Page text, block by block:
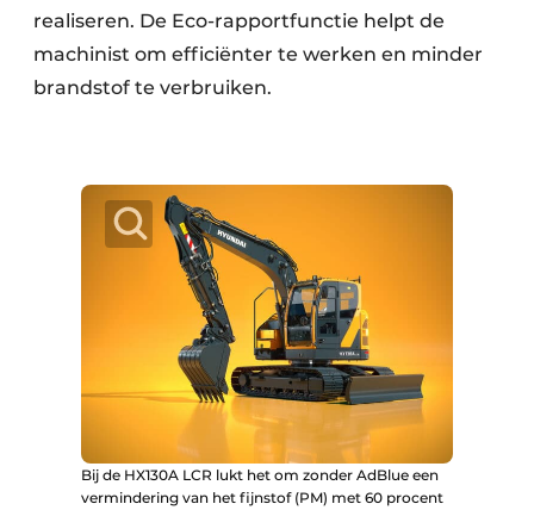
realiseren. De Eco-rapportfunctie helpt de
machinist om efficiënter te werken en minder
brandstof te verbruiken.
Bij de HX130A LCR lukt het om zonder AdBlue een
vermindering van het fijnstof (PM) met 60 procent